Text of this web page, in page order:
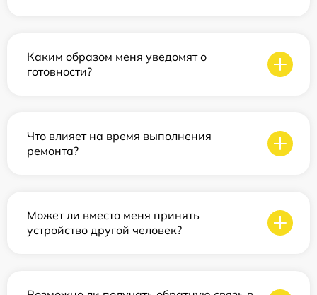
Каким образом меня уведомят о
готовности?
Что влияет на время выполнения
ремонта?
Может ли вместо меня принять
устройство другой человек?